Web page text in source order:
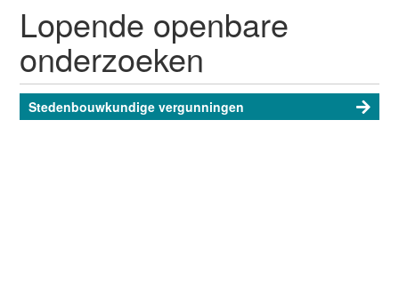
Lopende openbare
onderzoeken
Stedenbouwkundige vergunningen